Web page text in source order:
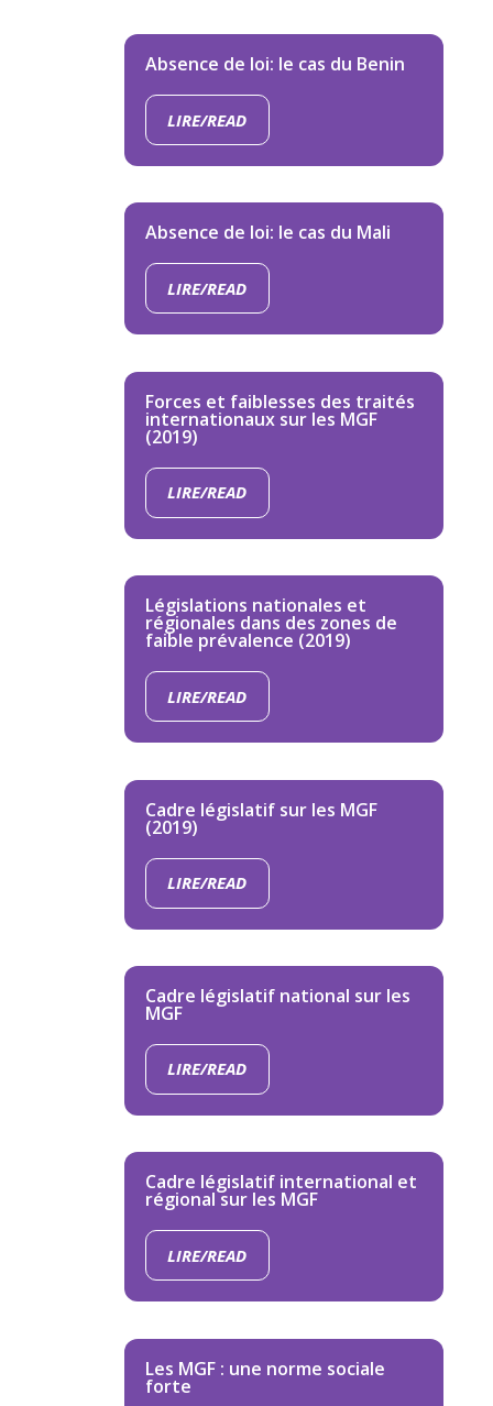
Absence de loi: le cas du Benin
LIRE/READ
Absence de loi: le cas du Mali
LIRE/READ
Forces et faiblesses des traités
internationaux sur les MGF
(2019)
LIRE/READ
Législations nationales et
régionales dans des zones de
faible prévalence (2019)
LIRE/READ
Cadre législatif sur les MGF
(2019)
LIRE/READ
Cadre législatif national sur les
MGF
LIRE/READ
Cadre législatif international et
régional sur les MGF
LIRE/READ
Les MGF : une norme sociale
forte